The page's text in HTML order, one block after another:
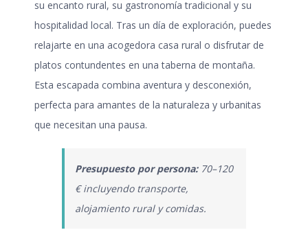
su encanto rural, su gastronomía tradicional y su
hospitalidad local. Tras un día de exploración, puedes
relajarte en una acogedora casa rural o disfrutar de
platos contundentes en una taberna de montaña.
Esta escapada combina aventura y desconexión,
perfecta para amantes de la naturaleza y urbanitas
que necesitan una pausa.
Presupuesto por persona:70–120
€ incluyendo transporte,
alojamiento rural y comidas.